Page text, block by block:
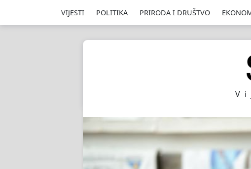
VIJESTI POLITIKA PRIRODA I DRUŠTVO